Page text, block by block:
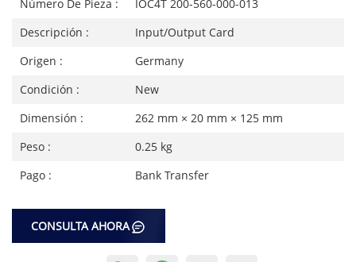
Número De Pieza :
IOC4T 200-560-000-013
Descripción :
Input/Output Card
Origen :
Germany
Condición :
New
Dimensión :
262 mm × 20 mm × 125 mm
Peso :
0.25 kg
Pago :
Bank Transfer
CONSULTA AHORA